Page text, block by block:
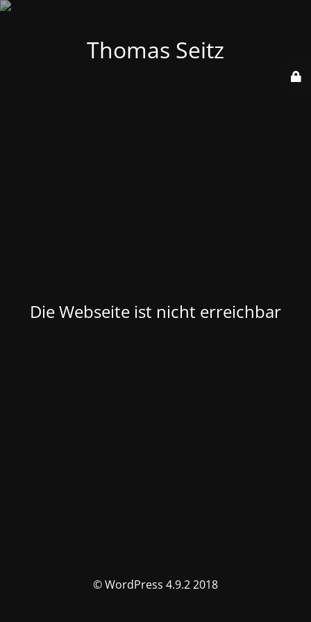
Thomas Seitz
Die Webseite ist nicht erreichbar
© WordPress 4.9.2 2018